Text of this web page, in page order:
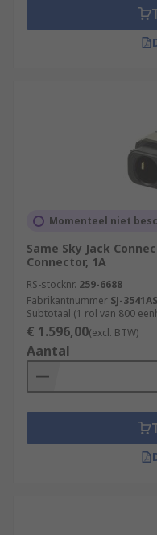
Momenteel niet
Same Sky Jack
Connector, 1A
RS-stocknr. 259-6688
Fabrikantnummer SJ-
Subtotaal (1 rol van 800
€ 1.596,00(excl. BTW)
Aantal